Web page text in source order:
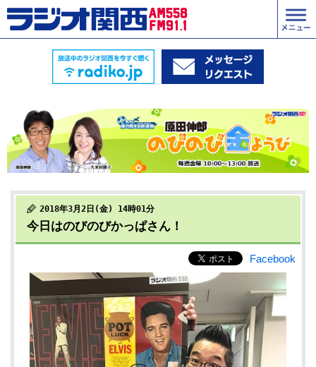
2018年3月2日(金) 14時01分
今日はのびのびかっぱさん！
Facebook